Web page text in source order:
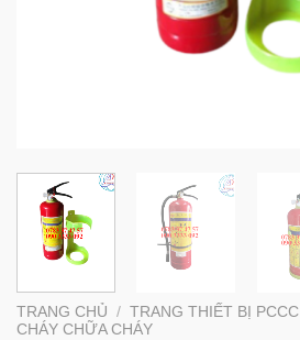
TRANG CHỦ / TRANG THIẾT BỊ PCCC
CHÁY CHỮA CHÁY